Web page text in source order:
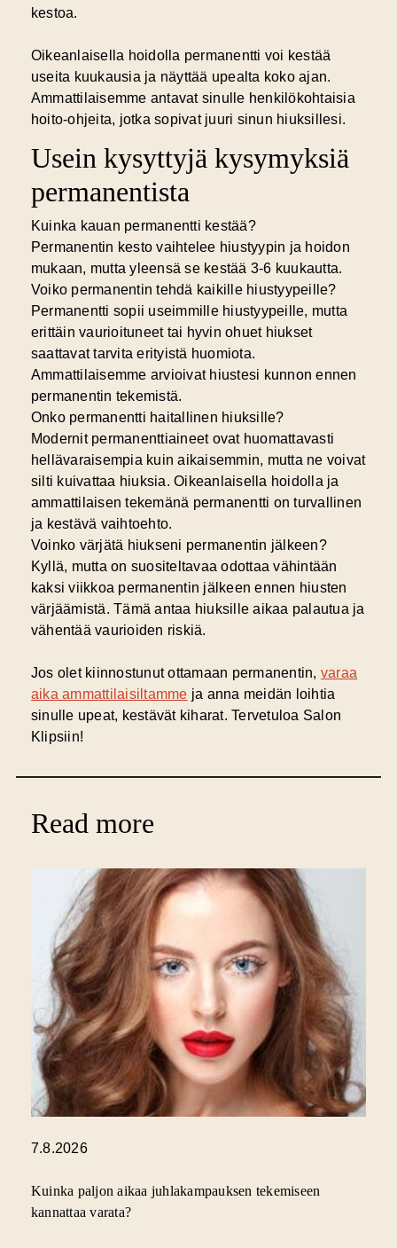
kestoa.
Oikeanlaisella hoidolla permanentti voi kestää
useita kuukausia ja näyttää upealta koko ajan.
Ammattilaisemme antavat sinulle henkilökohtaisia
hoito-ohjeita, jotka sopivat juuri sinun hiuksillesi.
Usein kysyttyjä kysymyksiä
permanentista
Kuinka kauan permanentti kestää?
Permanentin kesto vaihtelee hiustyypin ja hoidon
mukaan, mutta yleensä se kestää 3-6 kuukautta.
Voiko permanentin tehdä kaikille hiustyypeille?
Permanentti sopii useimmille hiustyypeille, mutta
erittäin vaurioituneet tai hyvin ohuet hiukset
saattavat tarvita erityistä huomiota.
Ammattilaisemme arvioivat hiustesi kunnon ennen
permanentin tekemistä.
Onko permanentti haitallinen hiuksille?
Modernit permanenttiaineet ovat huomattavasti
hellävaraisempia kuin aikaisemmin, mutta ne voivat
silti kuivattaa hiuksia. Oikeanlaisella hoidolla ja
ammattilaisen tekemänä permanentti on turvallinen
ja kestävä vaihtoehto.
Voinko värjätä hiukseni permanentin jälkeen?
Kyllä, mutta on suositeltavaa odottaa vähintään
kaksi viikkoa permanentin jälkeen ennen hiusten
värjäämistä. Tämä antaa hiuksille aikaa palautua ja
vähentää vaurioiden riskiä.
Jos olet kiinnostunut ottamaan permanentin, varaa
aika ammattilaisiltamme ja anna meidän loihtia
sinulle upeat, kestävät kiharat. Tervetuloa Salon
Klipsiin!
Read more
7.8.2026
Kuinka paljon aikaa juhlakampauksen tekemiseen
kannattaa varata?